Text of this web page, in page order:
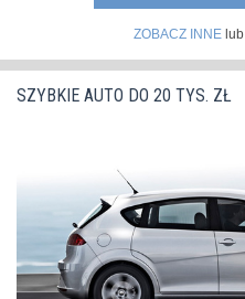
ZOBACZ INNElub
SZYBKIE AUTO DO 20 TYS. ZŁ